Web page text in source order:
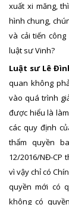
xuất xi măng,
hình chung,
và cải tiến
luật sư Vinh?
Luật sư Lê
quan không
vào quá trình
được hiểu là
các quy định
thẩm quyền
12/2016/NĐ-CP
vì vậy chỉ có
quyền mới có
không có